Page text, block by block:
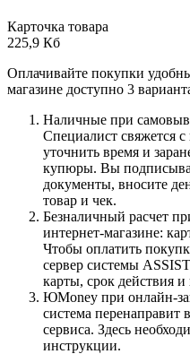
Карточка товара
225,9 Кб
Оплачивайте покупки
магазине доступно 3
Наличные при
Специалист свяжется
уточнить время и
купюры. Вы
документы, вносите
товар и чек.
Безналичный расчет
интернет-магазине:
Чтобы оплатить
сервер системы
карты, срок действия и
ЮMoney при онлайн-
система перенаправит
сервиса. Здесь
инструкции.